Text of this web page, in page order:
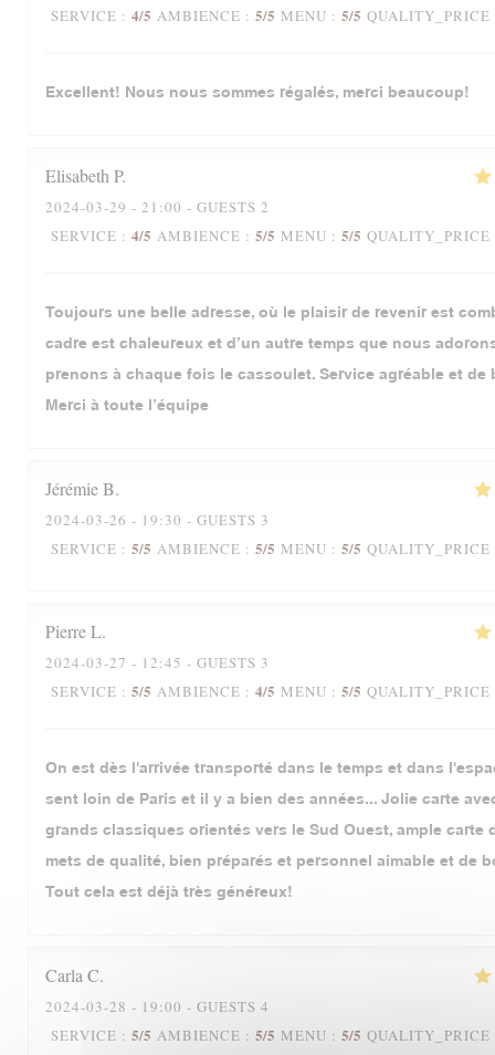
SERVICE : 4/5 AMBIENCE : 5/5 MENU : 5/5 QUALITY_PRICE
Excellent! Nous nous sommes régalés, merci beaucoup!
ElisabethP
2024-03-29 - 21:00 - GUESTS 2
SERVICE : 4/5 AMBIENCE : 5/5 MENU : 5/5 QUALITY_PRICE
Toujours une belle adresse, où le plaisir de revenir est
cadre est chaleureux et d’un autre temps que nous
prenons à chaque fois le cassoulet. Service agréable et de
Merci à toute l’équipe
JérémieB
2024-03-26 - 19:30 - GUESTS 3
SERVICE : 5/5 AMBIENCE : 5/5 MENU : 5/5 QUALITY_PRICE
PierreL
2024-03-27 - 12:45 - GUESTS 3
SERVICE : 5/5 AMBIENCE : 4/5 MENU : 5/5 QUALITY_PRICE
On est dès l'arrivée transporté dans le temps et dans
sent loin de Paris et il y a bien des années... Jolie carte
grands classiques orientés vers le Sud Ouest, ample carte
mets de qualité, bien préparés et personnel aimable et de
Tout cela est déjà très généreux!
CarlaC
2024-03-28 - 19:00 - GUESTS 4
SERVICE : 5/5 AMBIENCE : 5/5 MENU : 5/5 QUALITY_PRICE